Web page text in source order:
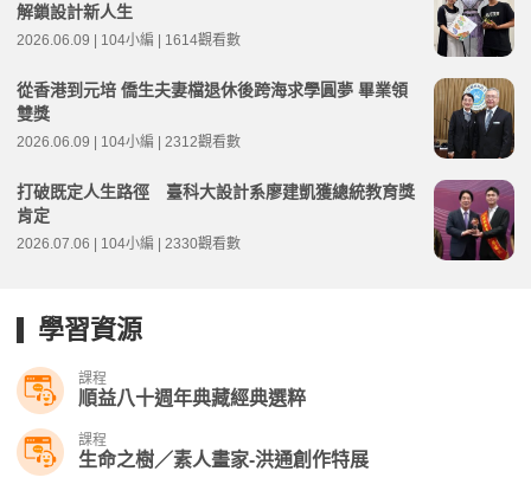
解鎖設計新人生
2026.06.09 | 104小編 | 1614觀看數
從香港到元培 僑生夫妻檔退休後跨海求學圓夢 畢業領
雙獎
2026.06.09 | 104小編 | 2312觀看數
打破既定人生路徑 臺科大設計系廖建凱獲總統教育獎
肯定
2026.07.06 | 104小編 | 2330觀看數
學習資源
課程
順益八十週年典藏經典選粹
課程
生命之樹／素人畫家-洪通創作特展